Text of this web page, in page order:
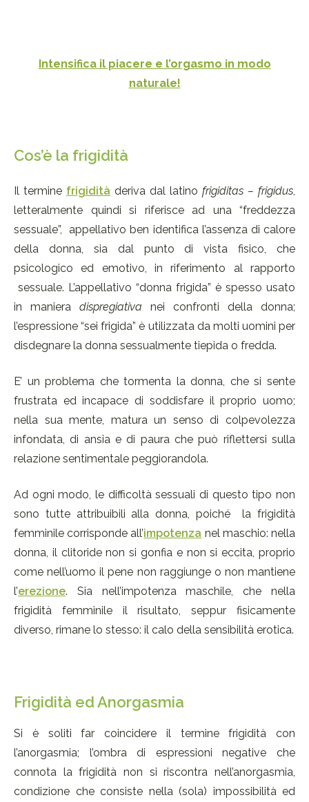
Intensifica il piacere e l’orgasmo in modo
naturale!
Cos’è la frigidità
Il termine frigidità deriva dal latino frigiditas – frigidus,
letteralmente quindi si riferisce ad una “freddezza
sessuale”,
appellativo ben identifica l’assenza di calore
della donna, sia dal punto di vista fisico, che
psicologico ed emotivo, in riferimento al rapporto
sessuale. L’appellativo “donna frigida” è spesso usato
in maniera dispregiativa nei confronti della donna;
l’espressione “sei frigida” è utilizzata da molti uomini per
disdegnare la donna sessualmente tiepida o fredda.
E’ un problema che tormenta la donna, che si sente
frustrata ed incapace di soddisfare il proprio uomo;
nella sua mente, matura un senso di colpevolezza
infondata, di ansia e di paura che può riflettersi sulla
relazione sentimentale peggiorandola.
Ad ogni modo, le difficoltà sessuali di questo tipo non
sono tutte attribuibili alla donna, poiché la frigidità
femminile corrisponde all’impotenza nel maschio: nella
donna, il clitoride non si gonfia e non si eccita, proprio
come nell’uomo il pene non raggiunge o non mantiene
l’erezione. Sia nell’impotenza maschile, che nella
frigidità femminile il risultato, seppur fisicamente
diverso, rimane lo stesso: il calo della sensibilità erotica.
Frigidità ed Anorgasmia
Si è soliti far coincidere il termine frigidità con
l’anorgasmia; l’ombra di espressioni negative che
connota la frigidità non si riscontra nell’anorgasmia,
condizione che consiste nella (sola) impossibilità ed